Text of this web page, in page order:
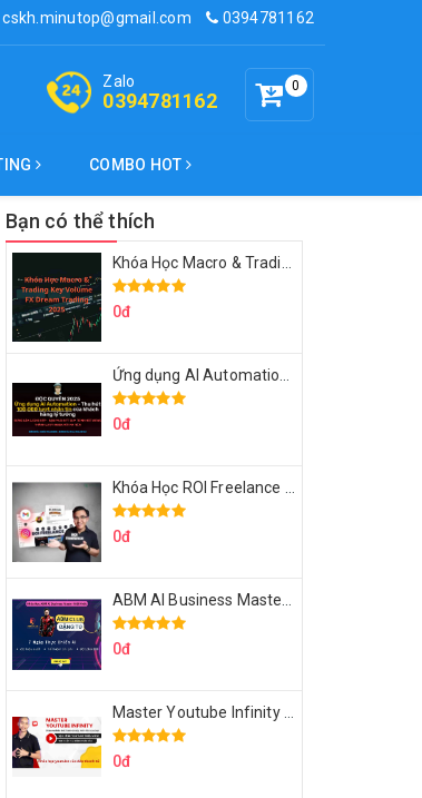
cskh.minutop@gmail.com 0394781162
0
Zalo
0394781162
COMBO HOT
Bạn có thể thích
0đ
0đ
0đ
0đ
0đ